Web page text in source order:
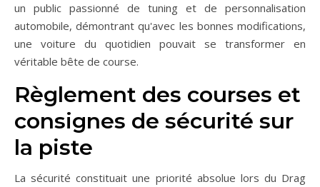
un public passionné de tuning et de personnalisation
automobile, démontrant qu'avec les bonnes modifications,
une voiture du quotidien pouvait se transformer en
véritable bête de course.
Règlement des courses et
consignes de sécurité sur
la piste
La sécurité constituait une priorité absolue lors du Drag